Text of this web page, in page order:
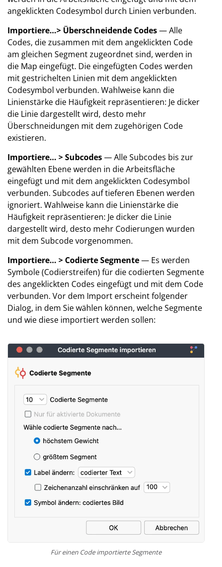
angeklickten Codesymbol durch Linien verbunden.
Importiere…> Überschneidende Codes— Alle
Codes, die zusammen mit dem angeklickten Code
am gleichen Segment zugeordnet sind, werden in
die Map eingefügt. Die eingefügten Codes werden
mit gestrichelten Linien mit dem angeklickten
Codesymbol verbunden. Wahlweise kann die
Linienstärke die Häufigkeit repräsentieren: Je dicker
die Linie dargestellt wird, desto mehr
Überschneidungen mit dem zugehörigen Code
existieren.
Importiere… > Subcodes— Alle Subcodes bis zur
gewählten Ebene werden in die Arbeitsfläche
eingefügt und mit dem angeklickten Codesymbol
verbunden. Subcodes auf tieferen Ebenen werden
ignoriert. Wahlweise kann die Linienstärke die
Häufigkeit repräsentieren: Je dicker die Linie
dargestellt wird, desto mehr Codierungen wurden
mit dem Subcode vorgenommen.
Importiere… > Codierte Segmente— Es werden
Symbole (Codierstreifen) für die codierten Segmente
des angeklickten Codes eingefügt und mit dem Code
verbunden. Vor dem Import erscheint folgender
Dialog, in dem Sie wählen können, welche Segmente
und wie diese importiert werden sollen:
Für einen Code importierte Segmente